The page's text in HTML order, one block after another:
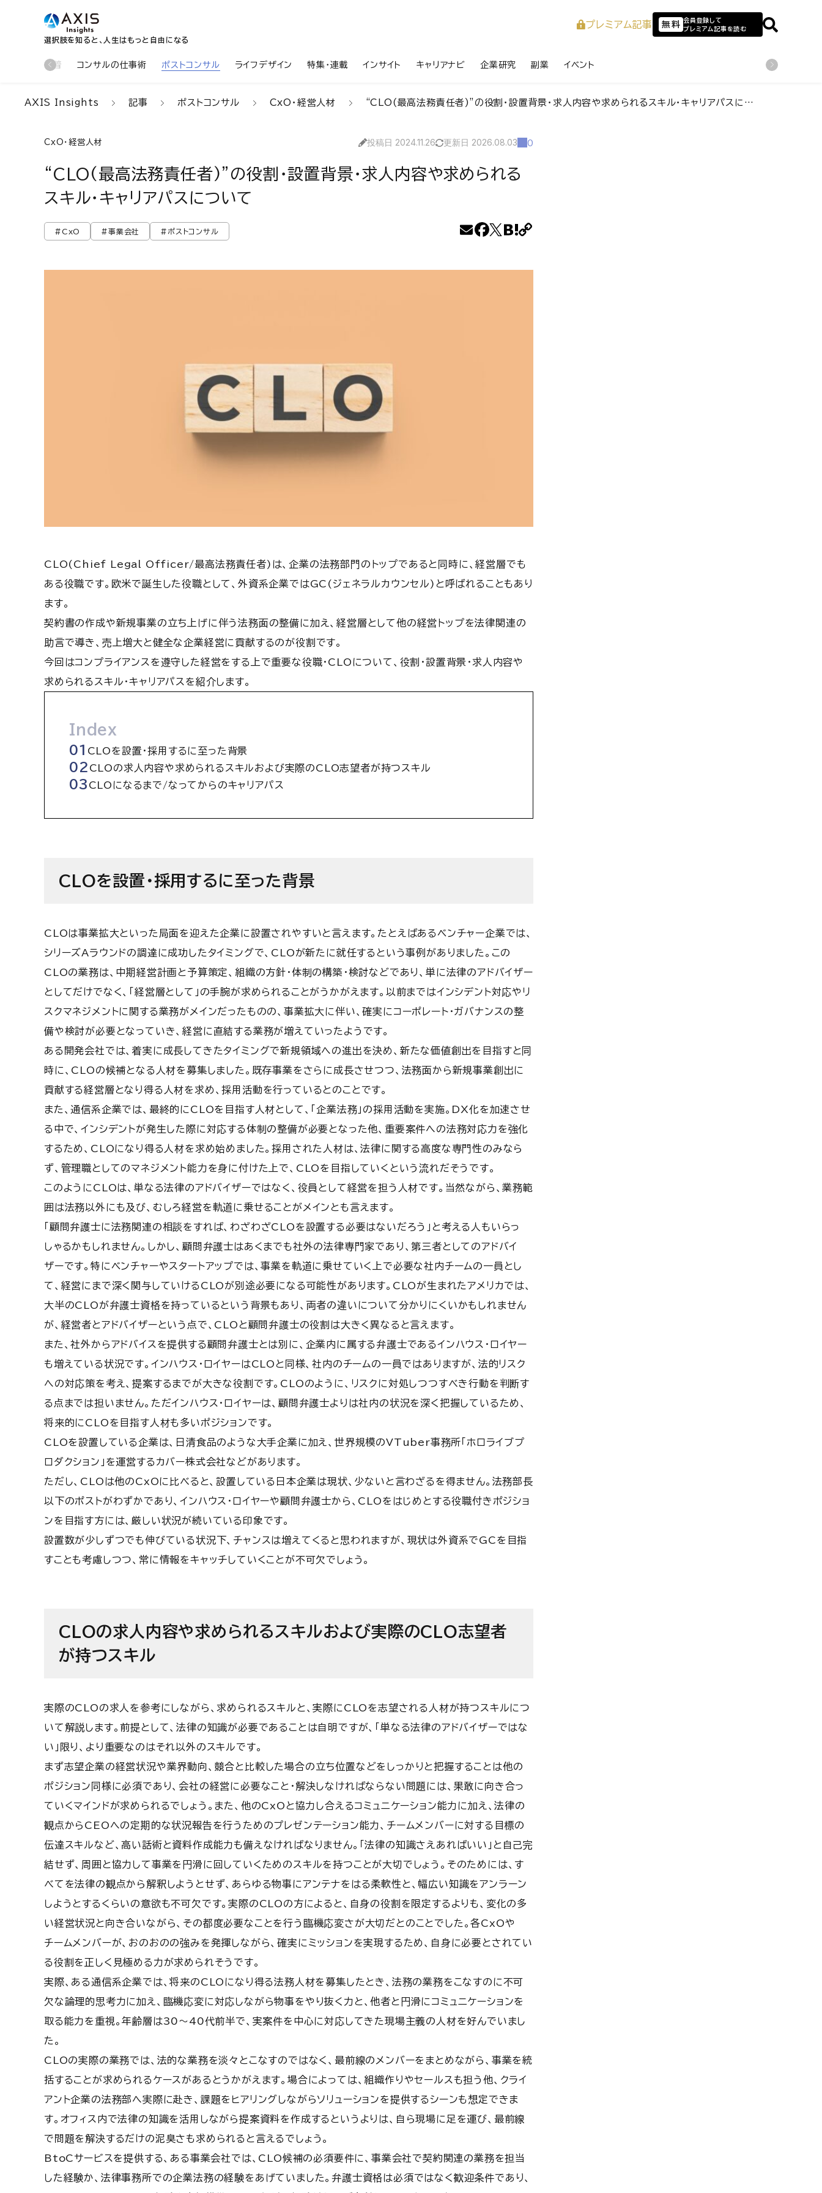
選択肢を知ると、人生はもっと自由になる
プレミアム記事 無料 会員登録して
プレミアム記事を読む
新着 コンサルの仕事術 ポストコンサル ライフデザイン 特集・連載 インサイト キャリアナビ 企業研究 副業 イベント
AXIS Insights 記事 ポストコンサル CxO・経営人材 “CLO(最高法務責任者)”の役割・設置背景・求人内容や求められるスキル・キャリアパスについて
CxO・経営人材 投稿日 2024.11.26 更新日 2026.08.03 0
“CLO(最高法務責任者)”の役割・設置背景・求人内容や求められる
スキル・キャリアパスについて
#CxO #事業会社 #ポストコンサル
CLO(Chief Legal Officer/最高法務責任者)は、企業の法務部門のトップであると同時に、経営層でも
ある役職です。欧米で誕生した役職として、外資系企業ではGC(ジェネラルカウンセル)と呼ばれることもあり
ます。
契約書の作成や新規事業の立ち上げに伴う法務面の整備に加え、経営層として他の経営トップを法律関連の
助言で導き、売上増大と健全な企業経営に貢献するのが役割です。
今回はコンプライアンスを遵守した経営をする上で重要な役職・CLOについて、役割・設置背景・求人内容や
求められるスキル・キャリアパスを紹介します。
Index
CLOを設置・採用するに至った背景
CLOの求人内容や求められるスキルおよび実際のCLO志望者が持つスキル
CLOになるまで/なってからのキャリアパス
CLOを設置・採用するに至った背景
CLOは事業拡大といった局面を迎えた企業に設置されやすいと言えます。たとえばあるベンチャー企業では、
シリーズAラウンドの調達に成功したタイミングで、CLOが新たに就任するという事例がありました。この
CLOの業務は、中期経営計画と予算策定、組織の方針・体制の構築・検討などであり、単に法律のアドバイザー
としてだけでなく、「経営層として」の手腕が求められることがうかがえます。以前まではインシデント対応やリ
スクマネジメントに関する業務がメインだったものの、事業拡大に伴い、確実にコーポレート・ガバナンスの整
備や検討が必要となっていき、経営に直結する業務が増えていったようです。
ある開発会社では、着実に成長してきたタイミングで新規領域への進出を決め、新たな価値創出を目指すと同
時に、CLOの候補となる人材を募集しました。既存事業をさらに成長させつつ、法務面から新規事業創出に
貢献する経営層となり得る人材を求め、採用活動を行っているとのことです。
また、通信系企業では、最終的にCLOを目指す人材として、「企業法務」の採用活動を実施。DX化を加速させ
る中で、インシデントが発生した際に対応する体制の整備が必要となった他、重要案件への法務対応力を強化
するため、CLOになり得る人材を求め始めました。採用された人材は、法律に関する高度な専門性のみなら
ず、管理職としてのマネジメント能力を身に付けた上で、CLOを目指していくという流れだそうです。
このようにCLOは、単なる法律のアドバイザーではなく、役員として経営を担う人材です。当然ながら、業務範
囲は法務以外にも及び、むしろ経営を軌道に乗せることがメインとも言えます。
「顧問弁護士に法務関連の相談をすれば、わざわざCLOを設置する必要はないだろう」と考える人もいらっ
しゃるかもしれません。しかし、顧問弁護士はあくまでも社外の法律専門家であり、第三者としてのアドバイ
ザーです。特にベンチャーやスタートアップでは、事業を軌道に乗せていく上で必要な社内チームの一員とし
て、経営にまで深く関与していけるCLOが別途必要になる可能性があります。CLOが生まれたアメリカでは、
大半のCLOが弁護士資格を持っているという背景もあり、両者の違いについて分かりにくいかもしれません
が、経営者とアドバイザーという点で、CLOと顧問弁護士の役割は大きく異なると言えます。
また、社外からアドバイスを提供する顧問弁護士とは別に、企業内に属する弁護士であるインハウス・ロイヤー
も増えている状況です。インハウス・ロイヤーはCLOと同様、社内のチームの一員ではありますが、法的リスク
への対応策を考え、提案するまでが大きな役割です。CLOのように、リスクに対処しつつすべき行動を判断す
る点までは担いません。ただインハウス・ロイヤーは、顧問弁護士よりは社内の状況を深く把握しているため、
将来的にCLOを目指す人材も多いポジションです。
CLOを設置している企業は、日清食品のような大手企業に加え、世界規模のVTuber事務所「ホロライブプ
ロダクション」を運営するカバー株式会社などがあります。
ただし、CLOは他のCxOに比べると、設置している日本企業は現状、少ないと言わざるを得ません。法務部長
以下のポストがわずかであり、インハウス・ロイヤーや顧問弁護士から、CLOをはじめとする役職付きポジショ
ンを目指す方には、厳しい状況が続いている印象です。
設置数が少しずつでも伸びている状況下、チャンスは増えてくると思われますが、現状は外資系でGCを目指
すことも考慮しつつ、常に情報をキャッチしていくことが不可欠でしょう。
CLOの求人内容や求められるスキルおよび実際のCLO志望者
が持つスキル
実際のCLOの求人を参考にしながら、求められるスキルと、実際にCLOを志望される人材が持つスキルにつ
いて解説します。前提として、法律の知識が必要であることは自明ですが、「単なる法律のアドバイザーではな
い」限り、より重要なのはそれ以外のスキルです。
まず志望企業の経営状況や業界動向、競合と比較した場合の立ち位置などをしっかりと把握することは他の
ポジション同様に必須であり、会社の経営に必要なこと・解決しなければならない問題には、果敢に向き合っ
ていくマインドが求められるでしょう。また、他のCxOと協力し合えるコミュニケーション能力に加え、法律の
観点からCEOへの定期的な状況報告を行うためのプレゼンテーション能力、チームメンバーに対する目標の
伝達スキルなど、高い話術と資料作成能力も備えなければなりません。「法律の知識さえあればいい」と自己完
結せず、周囲と協力して事業を円滑に回していくためのスキルを持つことが大切でしょう。そのためには、す
べてを法律の観点から解釈しようとせず、あらゆる物事にアンテナをはる柔軟性と、幅広い知識をアンラーン
しようとするくらいの意欲も不可欠です。実際のCLOの方によると、自身の役割を限定するよりも、変化の多
い経営状況と向き合いながら、その都度必要なことを行う臨機応変さが大切だとのことでした。各CxOや
チームメンバーが、おのおのの強みを発揮しながら、確実にミッションを実現するため、自身に必要とされてい
る役割を正しく見極める力が求められそうです。
実際、ある通信系企業では、将来のCLOになり得る法務人材を募集したとき、法務の業務をこなすのに不可
欠な論理的思考力に加え、臨機応変に対応しながら物事をやり抜く力と、他者と円滑にコミュニケーションを
取る能力を重視。年齢層は30～40代前半で、実案件を中心に対応してきた現場主義の人材を好んでいまし
た。
CLOの実際の業務では、法的な業務を淡々とこなすのではなく、最前線のメンバーをまとめながら、事業を統
括することが求められるケースがあるとうかがえます。場合によっては、組織作りやセールスも担う他、クライ
アント企業の法務部へ実際に赴き、課題をヒアリングしながらソリューションを提供するシーンも想定できま
す。オフィス内で法律の知識を活用しながら提案資料を作成するというよりは、自ら現場に足を運び、最前線
で問題を解決するだけの泥臭さも求められると言えるでしょう。
BtoCサービスを提供する、ある事業会社では、CLO候補の必須要件に、事業会社で契約関連の業務を担当
した経験か、法律事務所での企業法務の経験をあげていました。弁護士資格は必須ではなく歓迎条件であり、